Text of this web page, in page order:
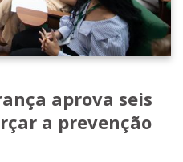
aprova seis
a prevenção